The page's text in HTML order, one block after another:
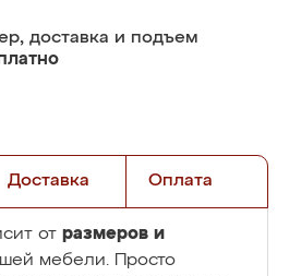
доставка и подъем
Доставка Оплата
от размеров и
мебели. Просто